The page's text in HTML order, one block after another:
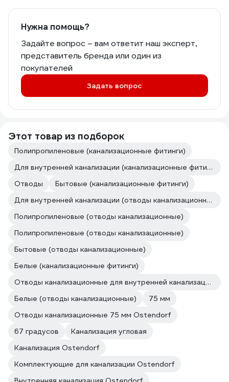
Нужна помощь?
Задайте вопрос – вам ответит наш эксперт,
представитель бренда или один из
покупателей
Задать вопрос
Этот товар из подборок
Полипропиленовые (канализационные фитинги)
Для внутренней канализации (канализационные фитинги)
Отводы
Бытовые (канализационные фитинги)
Для внутренней канализации (отводы канализационные)
Полипропиленовые (отводы канализационные)
Полипропиленовые (отводы канализационные)
Бытовые (отводы канализационные)
Белые (канализационные фитинги)
Отводы канализационные для внутренней канализации Ostendorf
Белые (отводы канализационные)
75 мм
Отводы канализационные 75 мм Ostendorf
67 градусов
Канализация угловая
Канализация Ostendorf
Комплектующие для канализации Ostendorf